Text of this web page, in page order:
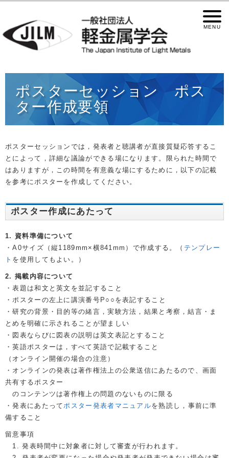
ポスターセッション ポス
ター作成要領
ポスターセッションでは，発表者と聴講者が直接質疑応答するこ
とによって，詳細な議論ができる場になります。限られた時間で
はありますが，この時間を有意義な場にするために，以下の記載
を参考にポスターを作成してください。
ポスター作成にあたって
1. 資料準備について
・A0サイズ（縦1189mm×横841mm）で作成する。（ テンプレー
ト を使用してもよい。）
2. 掲載内容について
・表題は和文と英文を並記すること
・ポスターの左上に講演番号P○○を表記すること
・研究の背景・目的等の緒言，実験方法，結果と考察，結言・ま
とめを明確に示されることが望ましい
・図表ならびに図表の説明は英文表記とすること
・英語ポスターは，すべて英語で記載すること
（オンライン開催の場合の注意）
・オンラインの発表は著作権法上の公衆送信にあたるので、画面
共有するポスター
のコンテンツは著作権上の問題のないものに限る
・発表にあたって ポスター発表者マニュアルを熟読し，事前に準
備すること
留意事項
1. 発表時間中に対象者に対して審査が行われます。